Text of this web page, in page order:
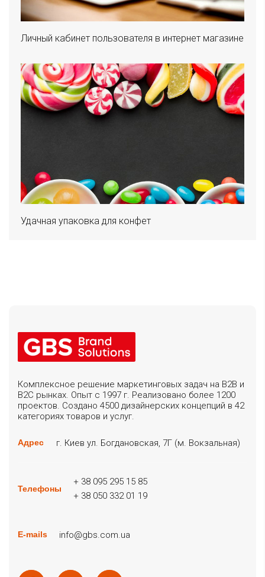
Личный кабинет пользователя в интернет магазине
Удачная упаковка для конфет
Комплексное решение маркетинговых задач на B2B и
B2C рынках. Опыт с 1997 г. Реализовано более 1200
проектов. Создано 4500 дизайнерских концепций в 42
категориях товаров и услуг.
Адрес г. Киев ул. Богдановская, 7Г (м. Вокзальная)
Телефоны
+ 38 095 295 15 85
+ 38 050 332 01 19
E-mails info@gbs.com.ua